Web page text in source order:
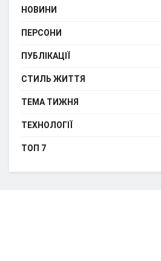
НОВИНИ
ПЕРСОНИ
ПУБЛІКАЦІЇ
СТИЛЬ ЖИТТЯ
ТЕМА ТИЖНЯ
ТЕХНОЛОГІЇ
ТОП 7